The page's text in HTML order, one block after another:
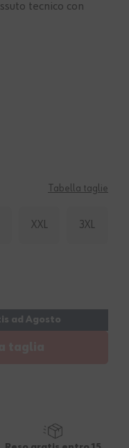
tecnico con
Tabella taglie
XXL 3XL